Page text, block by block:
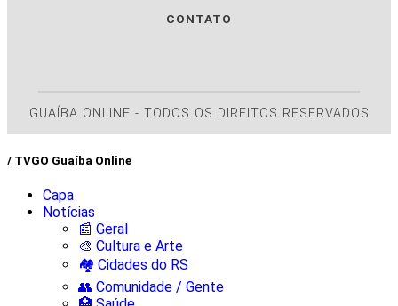
CONTATO
GUAÍBA ONLINE - TODOS OS DIREITOS RESERVADOS
/ TVGO Guaíba Online
Capa
Notícias
📰 Geral
🎨 Cultura e Arte
🏘️ Cidades do RS
👥 Comunidade / Gente